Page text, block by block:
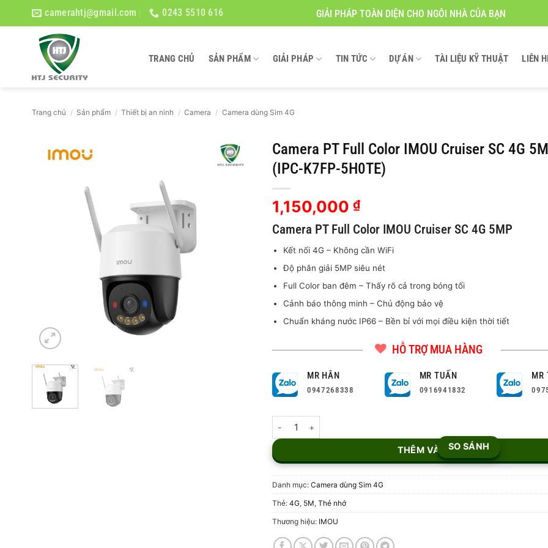
camerahtj@gmail.com 0243 5510 616 GIẢI PHÁP TOÀN DIỆN CHO NGÔI NHÀ CỦA BẠN
TRANG CHỦ SẢN PHẨM GIẢI PHÁP TIN TỨC DỰ ÁN TÀI LIỆU KỸ THUẬT LIÊN
Trang chủ / Sản phẩm / Thiết bị an ninh / Camera / Camera dùng Sim 4G
Camera PT Full Color IMOU Cruiser SC 4G
(IPC-K7FP-5H0TE)
1,150,000₫
Camera PT Full Color IMOU Cruiser SC 4G 5MP
Kết nối 4G – Không cần WiFi
Độ phân giải 5MP siêu nét
Full Color ban đêm – Thấy rõ cả trong bóng tối
Cảnh báo thông minh – Chủ động bảo vệ
Chuẩn kháng nước IP66 – Bền bỉ với mọi điều kiện thời tiết
HỖ TRỢ MUA HÀNG
MR HÂN
0947268338
MR TUẤN
0916941832
MR
THÊM VÀO GIỎSO SÁNH
Danh mục:Camera dùng Sim 4G
Thẻ:4G, 5M,Thẻ nhớ
Thương hiệu: IMOU